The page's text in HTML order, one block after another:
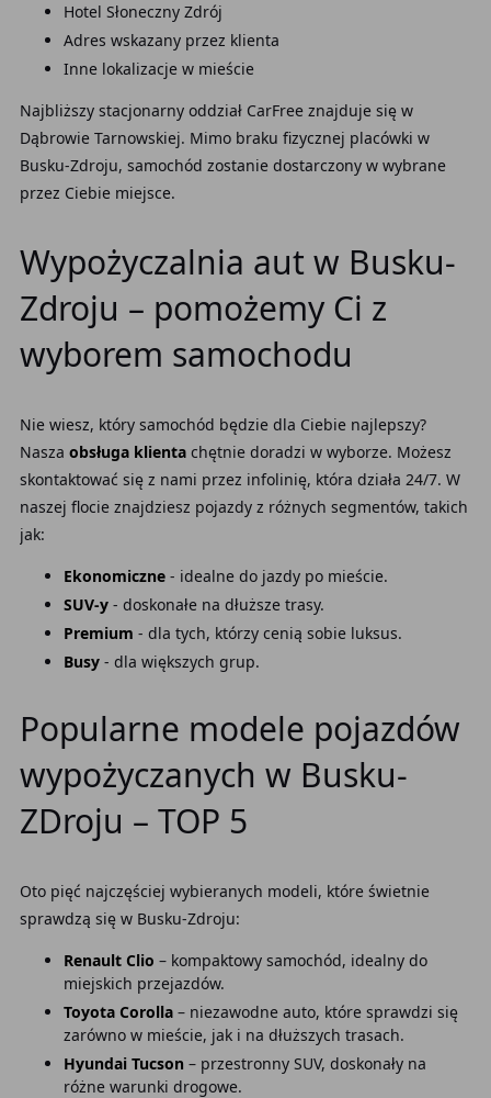
Hotel Słoneczny Zdrój
Adres wskazany przez klienta
Inne lokalizacje w mieście
Najbliższy stacjonarny oddział CarFree znajduje się w
Dąbrowie Tarnowskiej. Mimo braku fizycznej placówki w
Busku-Zdroju, samochód zostanie dostarczony w wybrane
przez Ciebie miejsce.
Wypożyczalnia aut w Busku-
Zdroju – pomożemy Ci z
wyborem samochodu
Nie wiesz, który samochód będzie dla Ciebie najlepszy?
Nasza obsługa klientachętnie doradzi w wyborze. Możesz
skontaktować się z nami przez infolinię, która działa 24/7. W
naszej flocie znajdziesz pojazdy z różnych segmentów, takich
jak:
Ekonomiczne- idealne do jazdy po mieście.
SUV-y- doskonałe na dłuższe trasy.
Premium - dla tych, którzy cenią sobie luksus.
Busy- dla większych grup.
Popularne modele pojazdów
wypożyczanych w Busku-
ZDroju – TOP 5
Oto pięć najczęściej wybieranych modeli, które świetnie
sprawdzą się w Busku-Zdroju:
Renault Clio – kompaktowy samochód, idealny do
miejskich przejazdów.
Toyota Corolla– niezawodne auto, które sprawdzi się
zarówno w mieście, jak i na dłuższych trasach.
Hyundai Tucson – przestronny SUV, doskonały na
różne warunki drogowe.